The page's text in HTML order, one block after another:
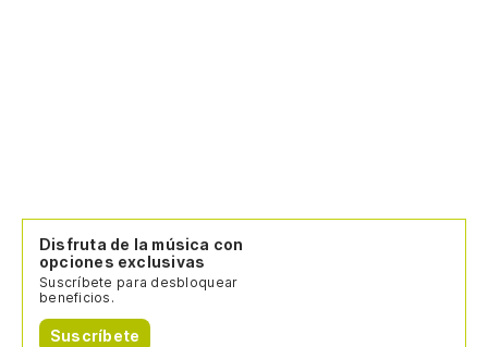
Disfruta de la música con
opciones exclusivas
Suscríbete para desbloquear
beneficios.
Suscríbete